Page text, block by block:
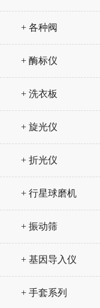
+ 各种阀
+ 酶标仪
+ 洗衣板
+ 旋光仪
+ 折光仪
+ 行星球磨机
+ 振动筛
+ 基因导入仪
+ 手套系列